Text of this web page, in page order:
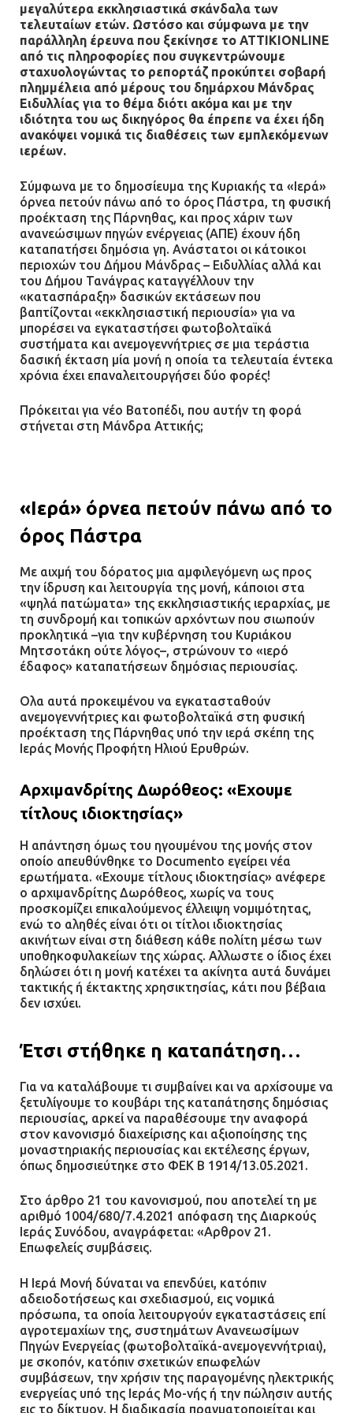
με αναπηρία
11.07.2026 | 22:59
Ένα πουλί «υπεύθυνο» για την
πρωινή διακοπή ρεύματος στη
Μάνδρα
09.07.2026 | 11:12
Φωτιά σε επιχείρηση στον
Ασπρόπυργο – Ήχησε το 112
09.07.2026 | 09:19
Δίωξη για απόπειρα
ανθρωποκτονίας στους δύο
αστυνομικούς
08.07.2026 | 22:30
Ομαδικός βιασμός 19χρονης στο
Α.Τ. Ομονοίας: Ο Εισαγγελέας
πρότεινε την αθώωση των
αστυνομικών
Ο δήμαρχος Μάνδρας δώρισε όλους
τους μισθούς του 2025 στο Θριάσιο
για μηχάνημα καρδιολογικών
08.07.2026 | 15:02
ΔΗΜΟΣ ΜΑΝΔΡΑΣ ΕΙΔΥΛΛΙΑΣ: Δύο
νέα πολυδύναμα οχήματα 4×4
ενισχύουν την Πολιτική Προστασία
Ομάδα ατόμων επιτέθηκε με
ρόπαλα και μαχαίρια σε δύο
ανήλικους
08.07.2026 | 09:38
σε σκουπιδοφάγο για να μη τα βρει
η αστυνομία – Λογάριασαν χωρίς
τον ειδικό σκύλο
07.07.2026 | 09:56
Βούλα: Κραυγή αγωνίας από
κατοίκους για την οδό Άρεως –
«Τρέχουν με 90 χλμ. μέσα στη
γειτονιά»
μεγαλύτερα εκκλησιαστικά σκάνδαλα των
τελευταίων ετών. Ωστόσο και σύμφωνα με την
παράλληλη έρευνα που ξεκίνησε το ATTIKIONLINE
από τις πληροφορίες που συγκεντρώνουμε
σταχυολογώντας το ρεπορτάζ προκύπτει σοβαρή
πλημμέλεια από μέρους του δημάρχου Μάνδρας
Ειδυλλίας για το θέμα διότι ακόμα και με την
ιδιότητα του ως δικηγόρος θα έπρεπε να έχει ήδη
ανακόψει νομικά τις διαθέσεις των εμπλεκόμενων
ιερέων.
Σύμφωνα με το δημοσίευμα της Κυριακής τα «Ιερά»
όρνεα πετούν πάνω από το όρος Πάστρα, τη φυσική
προέκταση της Πάρνηθας, και προς χάριν των
ανανεώσιμων πηγών ενέργειας (ΑΠΕ) έχουν ήδη
καταπατήσει δημόσια γη. Ανάστατοι οι κάτοικοι
περιοχών του Δήμου Μάνδρας – Ειδυλλίας αλλά και
του Δήμου Τανάγρας καταγγέλλουν την
«κατασπάραξη» δασικών εκτάσεων που
βαπτίζονται «εκκλησιαστική περιουσία» για να
μπορέσει να εγκαταστήσει φωτοβολταϊκά
συστήματα και ανεμογεννήτριες σε μια τεράστια
δασική έκταση μία μονή η οποία τα τελευταία έντεκα
χρόνια έχει επαναλειτουργήσει δύο φορές!
Πρόκειται για νέο Βατοπέδι, που αυτήν τη φορά
στήνεται στη Μάνδρα Αττικής;
«Ιερά» όρνεα πετούν πάνω από το
όρος Πάστρα
Με αιχμή του δόρατος μια αμφιλεγόμενη ως προς
την ίδρυση και λειτουργία της μονή, κάποιοι στα
«ψηλά πατώματα» της εκκλησιαστικής ιεραρχίας, με
τη συνδρομή και τοπικών αρχόντων που σιωπούν
προκλητικά –για την κυβέρνηση του Κυριάκου
Μητσοτάκη ούτε λόγος–, στρώνουν το «ιερό
έδαφος» καταπατήσεων δημόσιας περιουσίας.
Ολα αυτά προκειμένου να εγκατασταθούν
ανεμογεννήτριες και φωτοβολταϊκά στη φυσική
προέκταση της Πάρνηθας υπό την ιερά σκέπη της
Ιεράς Μονής Προφήτη Ηλιού Ερυθρών.
Αρχιμανδρίτης Δωρόθεος: «Εχουμε
τίτλους ιδιοκτησίας»
Η απάντηση όμως του ηγουμένου της μονής στον
οποίο απευθύνθηκε το Documento εγείρει νέα
ερωτήματα. «Εχουμε τίτλους ιδιοκτησίας» ανέφερε
ο αρχιμανδρίτης Δωρόθεος, χωρίς να τους
προσκομίζει επικαλούμενος έλλειψη νομιμότητας,
ενώ το αληθές είναι ότι οι τίτλοι ιδιοκτησίας
ακινήτων είναι στη διάθεση κάθε πολίτη μέσω των
υποθηκοφυλακείων της χώρας. Αλλωστε ο ίδιος έχει
δηλώσει ότι η μονή κατέχει τα ακίνητα αυτά δυνάμει
τακτικής ή έκτακτης χρησικτησίας, κάτι που βέβαια
δεν ισχύει.
Έτσι στήθηκε η καταπάτηση…
Για να καταλάβουμε τι συμβαίνει και να αρχίσουμε να
ξετυλίγουμε το κουβάρι της καταπάτησης δημόσιας
περιουσίας, αρκεί να παραθέσουμε την αναφορά
στον κανονισμό διαχείρισης και αξιοποίησης της
μοναστηριακής περιουσίας και εκτέλεσης έργων,
όπως δημοσιεύτηκε στο ΦΕΚ Β 1914/13.05.2021.
Στο άρθρο 21 του κανονισμού, που αποτελεί τη με
αριθμό 1004/680/7.4.2021 απόφαση της Διαρκούς
Ιεράς Συνόδου, αναγράφεται: «Αρθρον 21.
Επωφελείς συμβάσεις.
Η Ιερά Μονή δύναται να επενδύει, κατόπιν
αδειοδοτήσεως και σχεδιασμού, εις νομικά
πρόσωπα, τα οποία λειτουργούν εγκαταστάσεις επί
αγροτεμαχίων της, συστημάτων Ανανεωσίμων
Πηγών Ενεργείας (φωτοβολταϊκά-ανεμογεννήτριαι),
με σκοπόν, κατόπιν σχετικών επωφελών
συμβάσεων, την χρήσιν της παραγομένης ηλεκτρικής
ενεργείας υπό της Ιεράς Μο-νής ή την πώλησιν αυτής
εις το δίκτυον. Η διαδικασία πραγματοποιείται και